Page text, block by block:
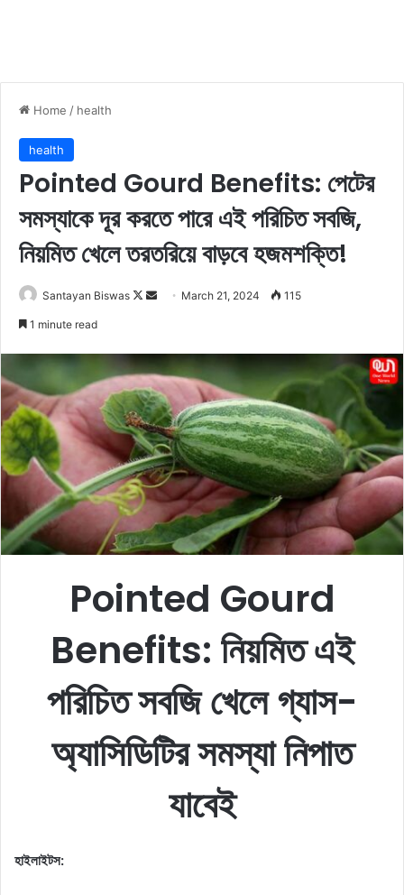
Home / health
health
Pointed Gourd Benefits: পেটের
সমস্যাকে দূর করতে পারে এই পরিচিত সবজি,
নিয়মিত খেলে তরতরিয়ে বাড়বে হজমশক্তি!
Santayan Biswas
F
l
o
w
o
n
X
d
a
n
e
m
a
i
March 21, 2024 115
1 minute read
Pointed Gourd
Benefits: নিয়মিত এই
পরিচিত সবজি খেলে গ্যাস-
অ্যাসিডিটির সমস্যা নিপাত
যাবেই
হাইলাইটস: